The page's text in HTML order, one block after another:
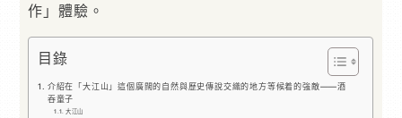
作」體驗。
目錄
介紹在「大江山」這個廣闊的自然與歷史傳說交織的地方等候着的強敵——酒
吞童子
大江山